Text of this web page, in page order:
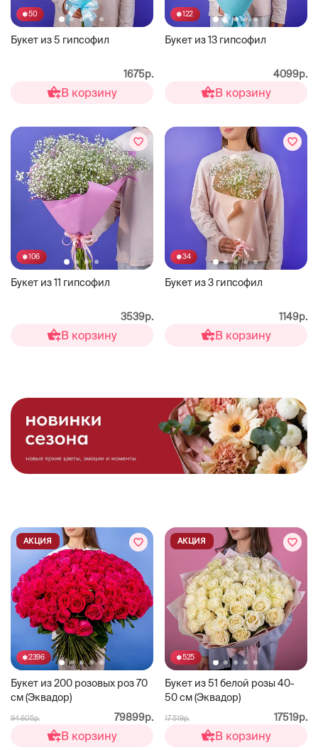
50
Букет из 5 гипсофил
1675р.
В корзину
122
Букет из 13 гипсофил
4099р.
В корзину
106
Букет из 11 гипсофил
3539р.
В корзину
34
Букет из 3 гипсофил
1149р.
В корзину
2396
Букет из 200 розовых роз 70
см (Эквадор)
АКЦИЯ
94 605р. 79899р.
В корзину
525
Букет из 51 белой розы 40-
50 см (Эквадор)
АКЦИЯ
17 519р. 17519р.
В корзину